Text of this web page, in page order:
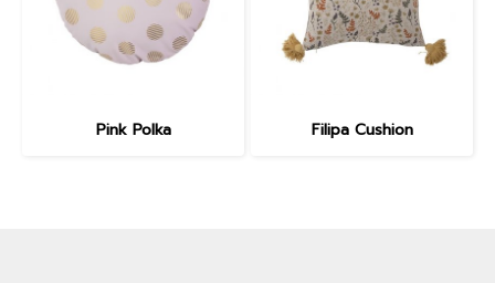
Pink Polka Filipa Cushion